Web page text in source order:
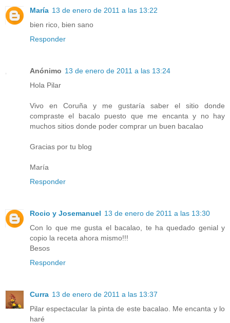
María 13 de enero de 2011 a las 13:22
bien rico, bien sano
Responder
Anónimo 13 de enero de 2011 a las 13:24
Hola Pilar
Vivo en Coruña y me gustaría saber el sitio donde
compraste el bacalo puesto que me encanta y no hay
muchos sitios donde poder comprar un buen bacalao
Gracias por tu blog
María
Responder
Rocio y Josemanuel 13 de enero de 2011 a las 13:30
Con lo que me gusta el bacalao, te ha quedado genial y
copio la receta ahora mismo!!!
Besos
Responder
Curra 13 de enero de 2011 a las 13:37
Pilar espectacular la pinta de este bacalao. Me encanta y lo
haré